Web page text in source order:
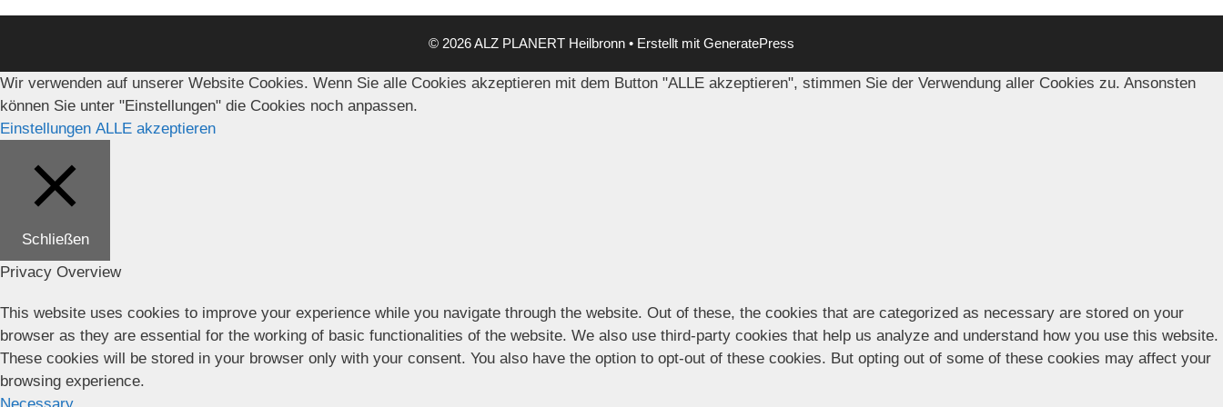
© 2026 ALZ PLANERT Heilbronn • Erstellt mit GeneratePress
Wir verwenden auf unserer Website Cookies. Wenn Sie alle Cookies akzeptieren mit dem Button "ALLE akzeptieren", stimmen Sie der Verwendung aller Cookies zu. Ansonsten
können Sie unter "Einstellungen" die Cookies noch anpassen.
Einstellungen ALLE akzeptieren
Schließen
Privacy Overview
This website uses cookies to improve your experience while you navigate through the website. Out of these, the cookies that are categorized as necessary are stored on your
browser as they are essential for the working of basic functionalities of the website. We also use third-party cookies that help us analyze and understand how you use this website.
These cookies will be stored in your browser only with your consent. You also have the option to opt-out of these cookies. But opting out of some of these cookies may affect your
browsing experience.
Necessary